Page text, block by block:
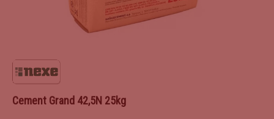
Cement Grand 42,5N 25kg